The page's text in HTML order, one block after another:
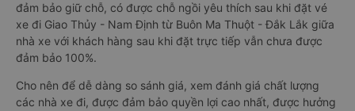
đảm bảo giữ chỗ, có được chỗ ngồi yêu thích sau khi đặt vé
xe đi Giao Thủy - Nam Định từ Buôn Ma Thuột - Đắk Lắk giữa
nhà xe với khách hàng sau khi đặt trực tiếp vẫn chưa được
đảm bảo 100%.
Cho nên để dễ dàng so sánh giá, xem đánh giá chất lượng
các nhà xe đi, được đảm bảo quyền lợi cao nhất, được hưởng